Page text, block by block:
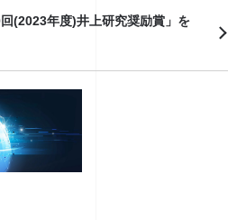
(2023年度)井上研究奨励賞」を